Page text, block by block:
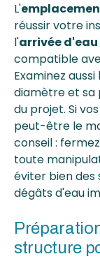
L'
réussir votre
l'arrivée
compatible
Examinez aussi
diamètre et sa
du projet. Si
peut-être le
conseil :
toute
éviter bien des
dégâts d'eau
structure